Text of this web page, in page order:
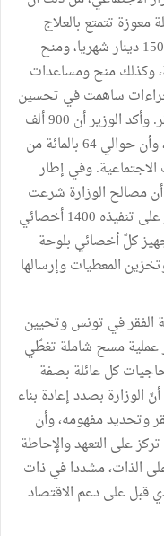
معوزة تتمتع بالعلاج
150دينارشهريا،ومنح
وكذلكمنحومساعدات
ساهمتفي تحسين
.وأكدالوزيرأن 900ألف
وأنحوالي64بالمائةمن
الاجتماعية.وفي إطار
أنمصالح الوزارة شرعت
على تنفيذه 1400أخصائي
كلّأخصائي بلوحة
المعطياتوإرسالها
الفقرفي تونسوتحيين
عمليةمسح شاملة تغطّي
كلعائلة بصفة
أنّ الوزارة بصددإعادة بناء
وتحديدمفهومه،وأن
تركزعلى التعهدوالإحاطة
الذات،مشددافيذات
قبلعلىدعم الاقتصاد